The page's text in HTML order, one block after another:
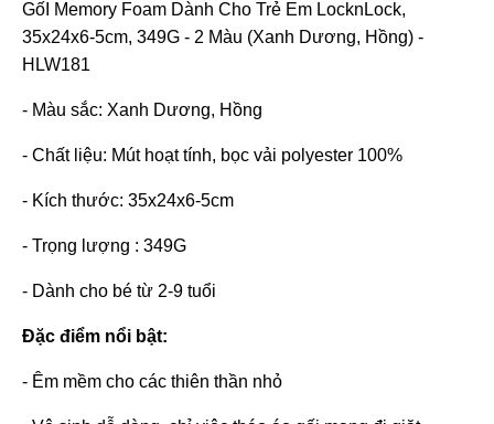
GốI Memory Foam Dành Cho Trẻ Em LocknLock,
35x24x6-5cm, 349G - 2 Màu (Xanh Dương, Hồng) -
HLW181
- Màu sắc: Xanh Dương, Hồng
- Chất liệu: Mút hoạt tính, bọc vải polyester 100%
- Kích thước: 35x24x6-5cm
- Trọng lượng : 349G
- Dành cho bé từ 2-9 tuổi
Đặc điểm nổi bật:
- Êm mềm cho các thiên thần nhỏ